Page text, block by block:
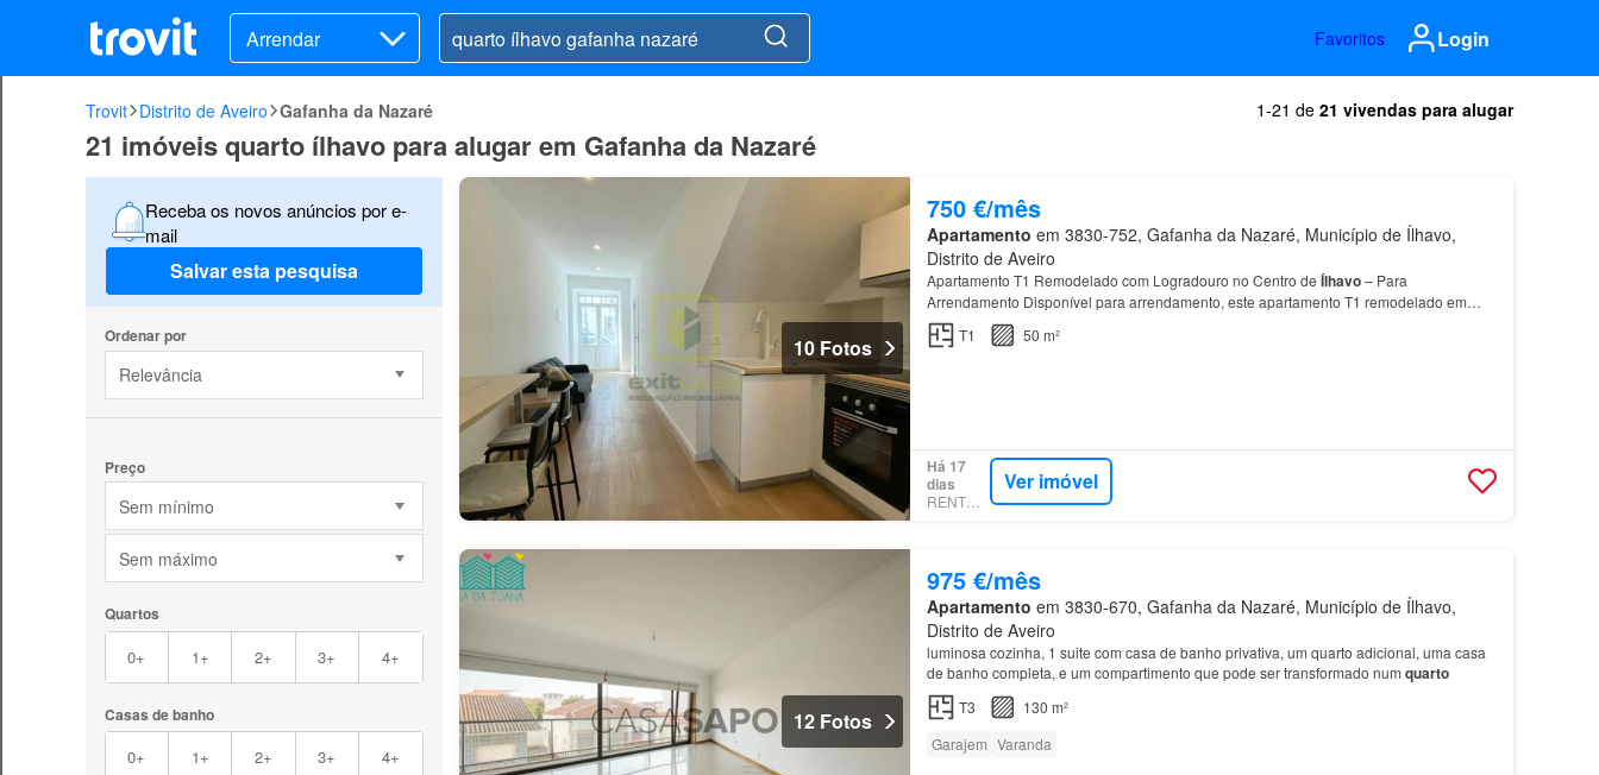
Arrendar Favoritos Login
Trovit Distrito de Aveiro Gafanha da Nazaré 1-21 de 21 vivendas para alugar
21 imóveis quarto ílhavo para alugar em Gafanha da Nazaré
Receba os novos anúncios por e-
mail
Salvar esta pesquisa
Ordenar por
Relevância
Preço
Sem mínimo
Sem máximo
Quartos
0+ 1+ 2+ 3+ 4+
Casas de banho
0+ 1+ 2+ 3+ 4+
10 Fotos
750 €/mês
Apartamento em 3830-752, Gafanha da Nazaré, Município de Ílhavo,
Distrito de Aveiro
Apartamento T1 Remodelado com Logradouro no Centro de Ílhavo– Para
Arrendamento Disponível para arrendamento, este apartamento T1 remodelado em
Ílhavo Características do apartamento: - Sala e kitchenet em open space, ambient…
T1 50 m²
Há 17
dias
RENTOLA
Ver imóvel
12 Fotos
975 €/mês
Apartamento em 3830-670, Gafanha da Nazaré, Município de Ílhavo,
Distrito de Aveiro
luminosa cozinha, 1 suite com casa de banho privativa, um quarto adicional, uma casa
de banho completa, e um compartimento que pode ser transformado num quarto
T3
130 m²
Garajem Varanda